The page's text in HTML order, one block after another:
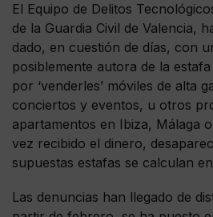
El Equipo de Delitos
de la Guardia Civil de Valencia,
dado, en cuestión de días, con
posiblemente autora de la
por ‘venderles’ móviles de alta
conciertos y eventos, u otros
apartamentos en Ibiza, Málaga
vez recibido el dinero,
supuestas estafas se calculan
Las denuncias han llegado de